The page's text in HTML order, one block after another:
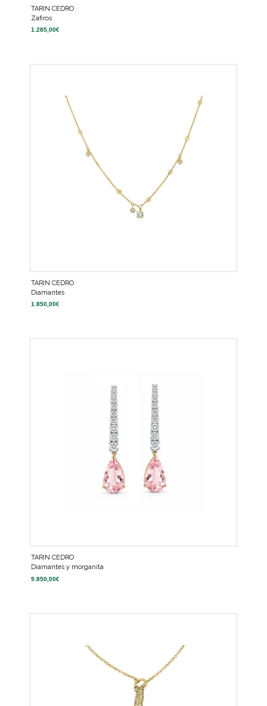
TARIN CEDRO
Zafiros
1.285,00€
TARIN CEDRO
Diamantes
1.850,00€
TARIN CEDRO
Diamantes y morganita
9.850,00€